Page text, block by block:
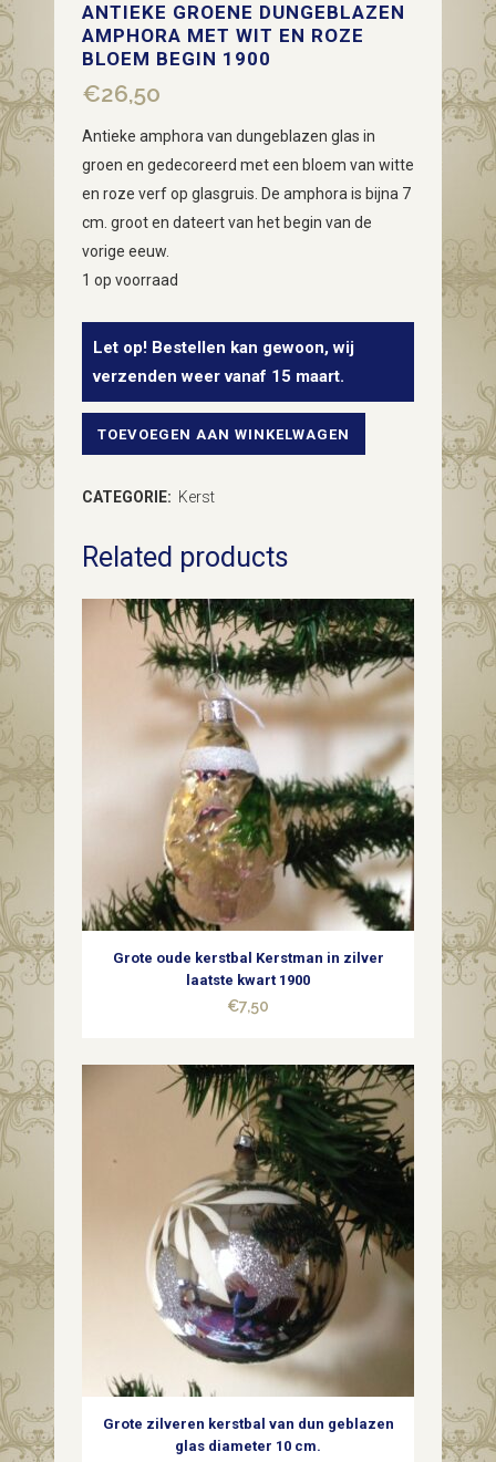
ANTIEKE GROENE DUNGEBLAZEN
AMPHORA MET WIT EN ROZE
BLOEM BEGIN 1900
€26,50
Antieke amphora van dungeblazen glas in
groen en gedecoreerd met een bloem van witte
en roze verf op glasgruis. De amphora is bijna 7
cm. groot en dateert van het begin van de
vorige eeuw.
1 op voorraad
Let op! Bestellen kan gewoon, wij
verzenden weer vanaf 15 maart.
Antieke
amphora
met
quantity
TOEVOEGEN AAN WINKELWAGEN
CATEGORIE: Kerst
Related products
Grote oude kerstbal Kerstman in zilver
laatste kwart 1900
€7,50
Grote zilveren kerstbal van dun geblazen
glas diameter 10 cm.